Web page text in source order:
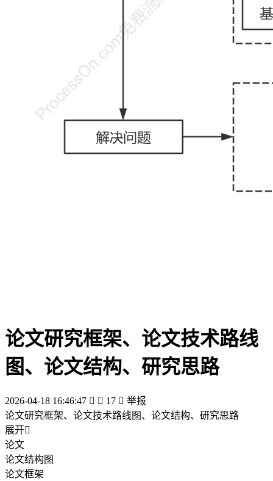
论文研究框架、论文技术路线
图、论文结构、研究思路
2026-04-18 16:46:47   17  举报
论文研究框架、论文技术路线图、论文结构、研究思路
展开
论文
论文结构图
论文框架